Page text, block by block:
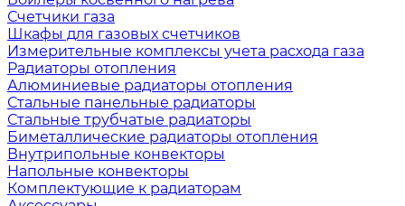
Счетчики газа
Шкафы для газовых счетчиков
Измерительные комплексы учета расхода газа
Радиаторы отопления
Алюминиевые радиаторы отопления
Стальные панельные радиаторы
Стальные трубчатые радиаторы
Биметаллические радиаторы отопления
Внутрипольные конвекторы
Напольные конвекторы
Комплектующие к радиаторам